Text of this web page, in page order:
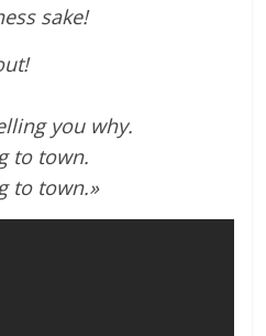
sake!
you why.
to town.
to town.»